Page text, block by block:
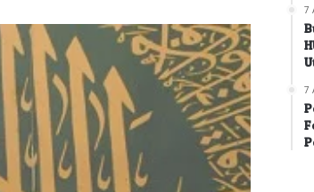
7
7